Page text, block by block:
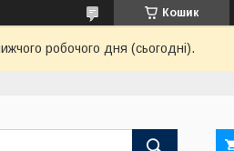
Кошик
робочого дня (сьогодні).